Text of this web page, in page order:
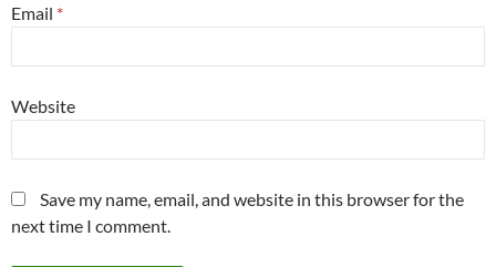
Email *
Website
Save my name, email, and website in this browser for the
next time I comment.